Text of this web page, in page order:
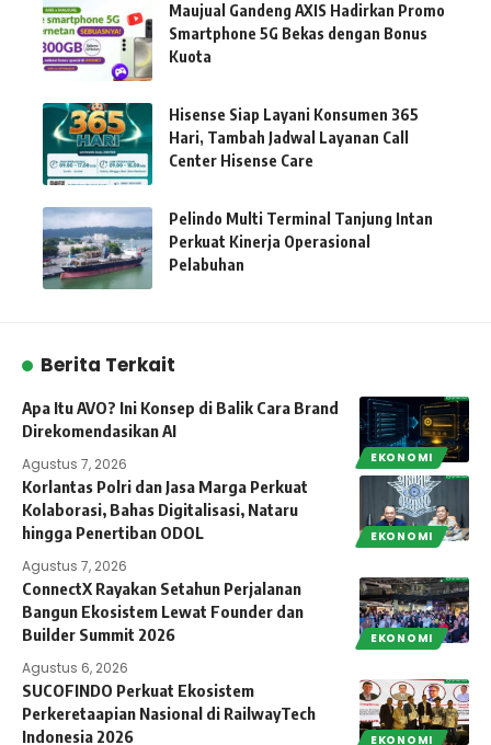
Maujual Gandeng AXIS Hadirkan Promo
Smartphone 5G Bekas dengan Bonus
Kuota
Hisense Siap Layani Konsumen 365
Hari, Tambah Jadwal Layanan Call
Center Hisense Care
Pelindo Multi Terminal Tanjung Intan
Perkuat Kinerja Operasional
Pelabuhan
Berita Terkait
EKONOMI
Apa Itu AVO? Ini Konsep di Balik Cara Brand
Direkomendasikan AI
Agustus 7, 2026
EKONOMI
Korlantas Polri dan Jasa Marga Perkuat
Kolaborasi, Bahas Digitalisasi, Nataru
hingga Penertiban ODOL
Agustus 7, 2026
EKONOMI
ConnectX Rayakan Setahun Perjalanan
Bangun Ekosistem Lewat Founder dan
Builder Summit 2026
Agustus 6, 2026
EKONOMI
SUCOFINDO Perkuat Ekosistem
Perkeretaapian Nasional di RailwayTech
Indonesia 2026